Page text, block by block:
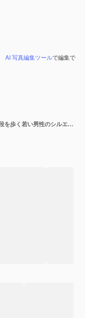
AI 写真編集ツールで編集で
美しい夕暮れの景色の階段の後ろの階段を歩く若い男性のシルエット